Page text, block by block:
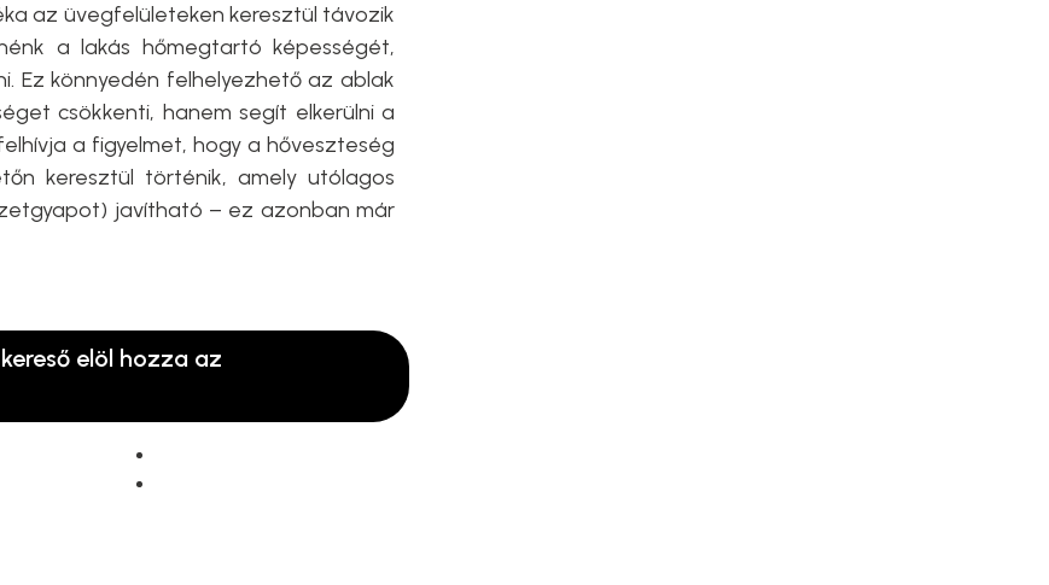
az üvegfelületeken keresztül távozik
a lakás hőmegtartó képességét,
Ez könnyedén felhelyezhető az ablak
csökkenti, hanem segít elkerülni a
a figyelmet, hogy a hőveszteség
keresztül történik, amely utólagos
javítható – ez azonban már
elöl hozza az